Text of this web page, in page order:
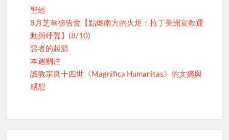
聖經
8月芝華禱告會【點燃南方的火炬：拉丁美洲宣教運
動與呼聲】(8/10)
惡者的起源
本週關注
讀教宗良十四世《Magnifica Humanitas》的文摘與
感想